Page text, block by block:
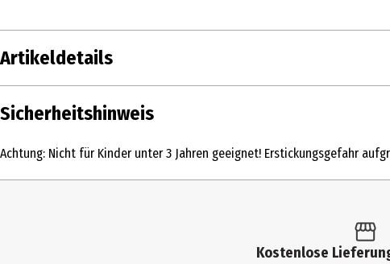
Artikeldetails
Inhalt
Sicherheitshinweis
Achtung: Nicht für Kinder unter 3 Jahren geeignet! Erstickungsgefahr
Kostenlose